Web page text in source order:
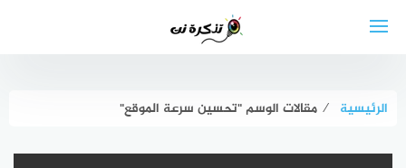
الرئيسية ⁄ مقالات الوسم "تحسين سرعة الموقع"